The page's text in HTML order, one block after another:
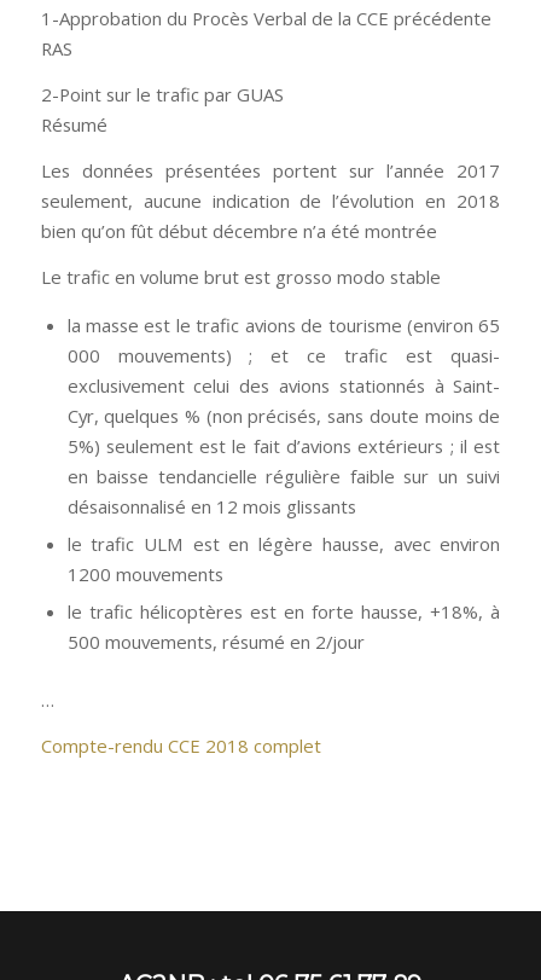
1-Approbation du Procès Verbal de la CCE précédente
RAS
2-Point sur le trafic par GUAS
Résumé
Les données présentées portent sur l’année 2017
seulement, aucune indication de l’évolution en 2018
bien qu’on fût début décembre n’a été montrée
Le trafic en volume brut est grosso modo stable
la masse est le trafic avions de tourisme (environ 65
000 mouvements) ; et ce trafic est quasi-
exclusivement celui des avions stationnés à Saint-
Cyr, quelques % (non précisés, sans doute moins de
5%) seulement est le fait d’avions extérieurs ; il est
en baisse tendancielle régulière faible sur un suivi
désaisonnalisé en 12 mois glissants
le trafic ULM est en légère hausse, avec environ
1200 mouvements
le trafic hélicoptères est en forte hausse, +18%, à
500 mouvements, résumé en 2/jour
…
Compte-rendu CCE 2018 complet